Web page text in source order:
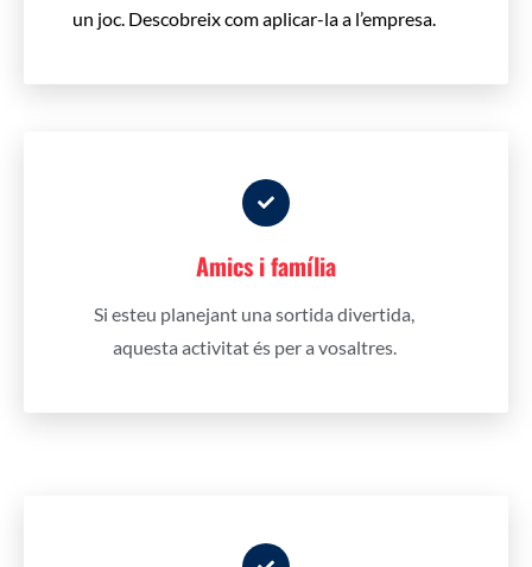
un joc. Descobreix com aplicar-la a l’empresa.
Amics i família
Si esteu planejant una sortida divertida,
aquesta activitat és per a vosaltres.